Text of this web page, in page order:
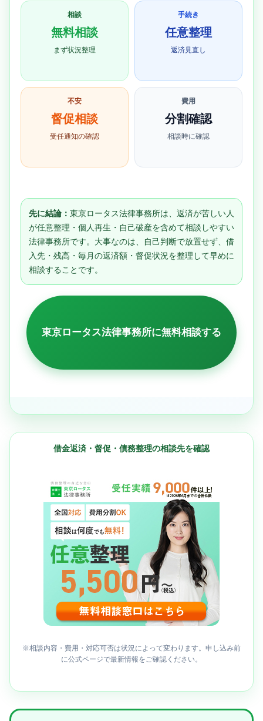
相談
無料相談
まず状況整理
手続き
任意整理
返済見直し
不安
督促相談
受任通知の確認
費用
分割確認
相談時に確認
先に結論： 東京ロータス法律事務所は、返済が苦しい人
が任意整理・個人再生・自己破産を含めて相談しやすい
法律事務所です。大事なのは、自己判断で放置せず、借
入先・残高・毎月の返済額・督促状況を整理して早めに
相談することです。
東京ロータス法律事務所に無料相談する
借金返済・督促・債務整理の相談先を確認
※相談内容・費用・対応可否は状況によって変わります。申し込み前
に公式ページで最新情報をご確認ください。